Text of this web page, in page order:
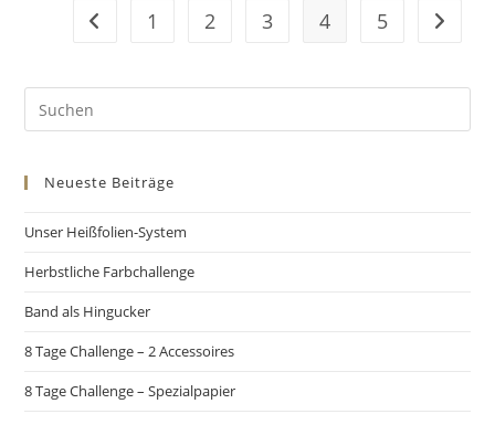
1 2 3 4 5
Neueste Beiträge
Unser Heißfolien-System
Herbstliche Farbchallenge
Band als Hingucker
8 Tage Challenge – 2 Accessoires
8 Tage Challenge – Spezialpapier